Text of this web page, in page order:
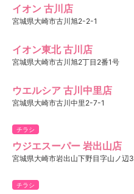
イオン 古川店
宮城県大崎市古川旭2-2-1
イオン東北 古川店
宮城県大崎市古川旭2丁目2番1号
ウエルシア 古川中里店
宮城県大崎市古川中里2-7-1
チラシ
ウジエスーパー 岩出山店
宮城県大崎市岩出山下野目字山ノ辺3
チラシ